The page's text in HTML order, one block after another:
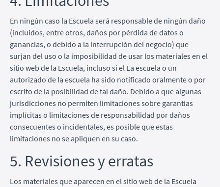
En ningún caso la Escuela será responsable de ningún daño
(incluidos, entre otros, daños por pérdida de datos o
ganancias, o debido a la interrupción del negocio) que
surjan del uso o la imposibilidad de usar los materiales en el
sitio web de la Escuela, incluso si el La escuela o un
autorizado de la escuela ha sido notificado oralmente o por
escrito de la posibilidad de tal daño. Debido a que algunas
jurisdicciones no permiten limitaciones sobre garantías
implícitas o limitaciones de responsabilidad por daños
consecuentes o incidentales, es posible que estas
limitaciones no se apliquen en su caso.
5. Revisiones y erratas
Los materiales que aparecen en el sitio web de la Escuela